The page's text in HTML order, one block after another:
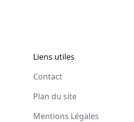
Liens utiles
Contact
Plan du site
Mentions Légales